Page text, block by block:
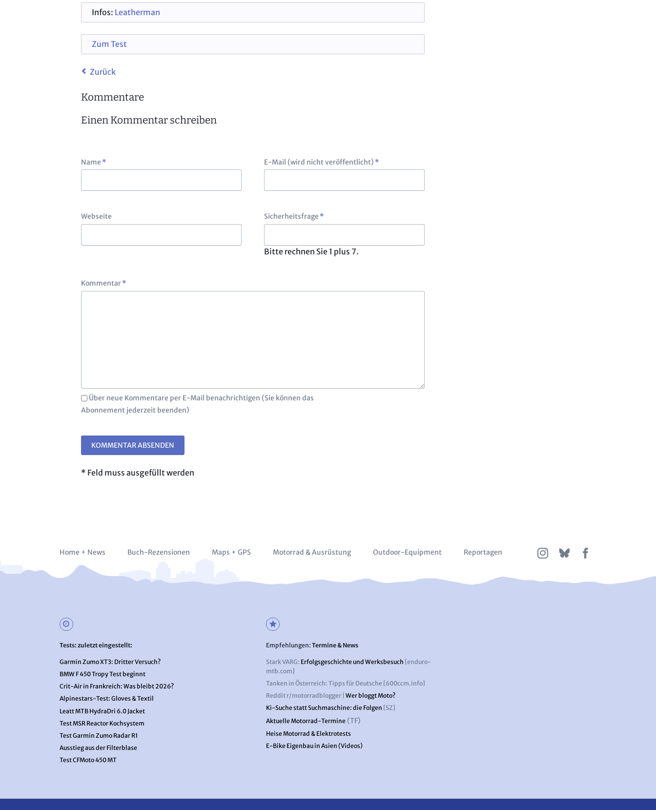
Infos: Leatherman
Zum Test
Zurück
Kommentare
Einen Kommentar schreiben
Pflichtfeld
Name * Pflichtfeld
E-Mail (wird nicht veröffentlicht) *
Webseite Pflichtfeld
Sicherheitsfrage *
Bitte rechnen Sie 1 plus 7.
Pflichtfeld
Kommentar*
Über neue Kommentare per E-Mail benachrichtigen (Sie können das
Abonnement jederzeit beenden)
KOMMENTAR ABSENDEN
* Feld muss ausgefüllt werden
Navigation
Home + News Buch-Rezensionen Maps + GPS Motorrad & Ausrüstung Outdoor-Equipment Reportagen
Tests: zuletzt eingestellt:
Garmin Zumo XT3: Dritter Versuch?
BMW F 450 Tropy Test beginnt
Crit-Air in Frankreich: Was bleibt 2026?
Alpinestars-Test: Gloves & Textil
Leatt MTB HydraDri 6.0 Jacket
Test MSR Reactor Kochsystem
Test Garmin Zumo Radar R1
Ausstieg aus der Filterblase
Test CFMoto 450 MT
Empfehlungen: Termine & News
Stark VARG: Erfolgsgeschichte und Werksbesuch [enduro-
mtb.com]
Tanken in Österreich: Tipps für Deutsche [600ccm.info]
Reddit r/motorradblogger | Wer bloggt Moto?
Ki-Suche statt Suchmaschine: die Folgen [SZ]
Aktuelle Motorrad-Termine (TF)
Heise Motorrad & Elektrotests
E-Bike Eigenbau in Asien (Videos)